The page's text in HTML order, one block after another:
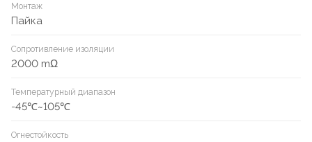
Монтаж
Пайка
Сопротивление изоляции
2000 mΩ
Температурный диапазон
-45℃~105℃
Огнестойкость